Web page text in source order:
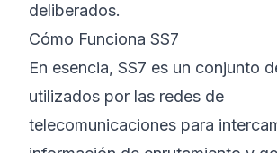
deliberados.
Cómo Funciona SS7
En esencia, SS7 es un conjunto
utilizados por las redes de
telecomunicaciones para